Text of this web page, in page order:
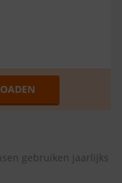
gebruiken jaarlijks